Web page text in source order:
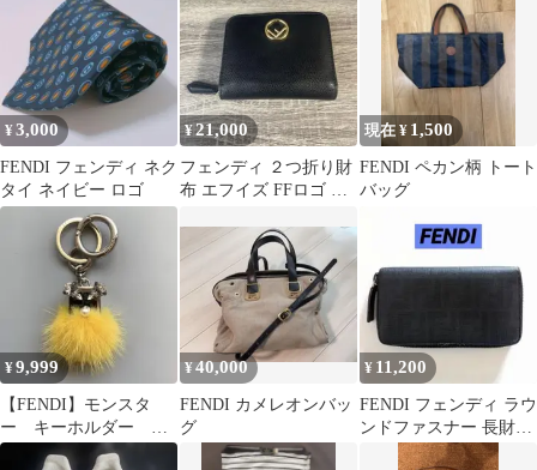
¥3,000
FENDI フェンディ ネク
タイ ネイビー ロゴ
¥21,000
フェンディ ２つ折り財
布 エフイズ FFロゴ フ
現在 ¥ 1,500
FENDI ペカン柄 トート
バッグ
¥9,999
【FENDI】モンスタ
ー キーホルダー バ
ッグチャーム
¥40,000
FENDI カメレオンバッ
グ
¥ 11,200
FENDI フェンディ ラウ
ンドファスナー 長財布
セレリア レザー ブラッ